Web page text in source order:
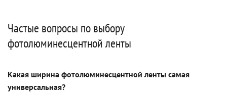
Частые вопросы по выбору
фотолюминесцентной ленты
Какая ширина фотолюминесцентной ленты самая
универсальная?